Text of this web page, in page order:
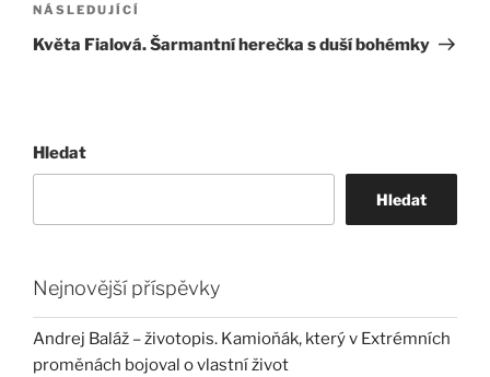
Následující
příspěvek
NÁSLEDUJÍCÍ
Květa Fialová. Šarmantní herečka s duší bohémky
Hledat
Hledat
Nejnovější příspěvky
Andrej Baláž – životopis. Kamioňák, který v Extrémních
proměnách bojoval o vlastní život